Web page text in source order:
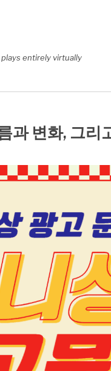
entirely virtually
과 변화, 그리